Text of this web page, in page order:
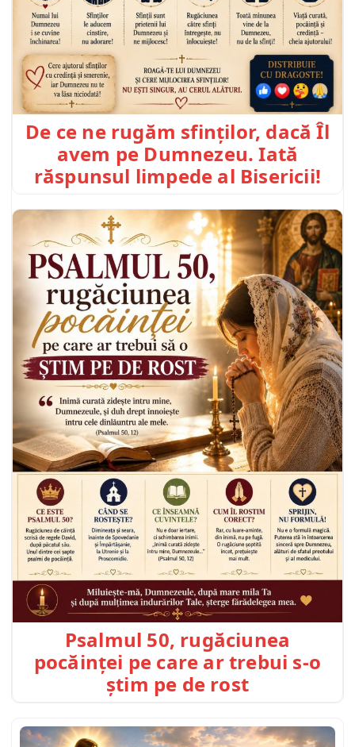
De ce ne rugăm sfinților, dacă Îl
avem pe Dumnezeu. Iată
răspunsul limpede al Bisericii!
Psalmul 50, rugăciunea
pocăinței pe care ar trebui s-o
știm pe de rost